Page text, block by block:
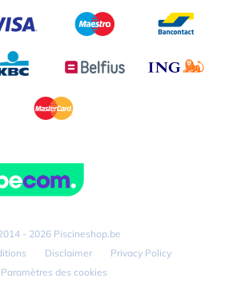
- 2026 Piscineshop.be
Disclaimer
Privacy Policy
Paramètres des cookies